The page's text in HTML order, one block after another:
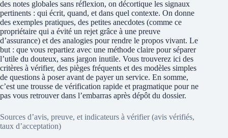
des notes globales sans réflexion, on décortique les signaux
pertinents : qui écrit, quand, et dans quel contexte. On donne
des exemples pratiques, des petites anecdotes (comme ce
propriétaire qui a évité un rejet grâce à une preuve
d’assurance) et des analogies pour rendre le propos vivant. Le
but : que vous repartiez avec une méthode claire pour séparer
l’utile du douteux, sans jargon inutile. Vous trouverez ici des
critères à vérifier, des pièges fréquents et des modèles simples
de questions à poser avant de payer un service. En somme,
c’est une trousse de vérification rapide et pragmatique pour ne
pas vous retrouver dans l’embarras après dépôt du dossier.
Sources d’avis, preuve, et indicateurs à vérifier (avis vérifiés,
taux d’acceptation)